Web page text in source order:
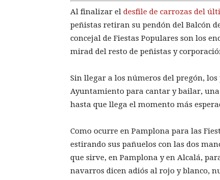
Al finalizar el desfile de carrozas del
peñistas retiran su pendón del Balcón
concejal de Fiestas Populares son los
mirad del resto de peñistas y
Sin llegar a los números del pregón,
Ayuntamiento para cantar y bailar,
hasta que llega el momento más
Como ocurre en Pamplona para las
estirando sus pañuelos con las dos
que sirve, en Pamplona y en Alcalá,
navarros dicen adiós al rojo y blanco,